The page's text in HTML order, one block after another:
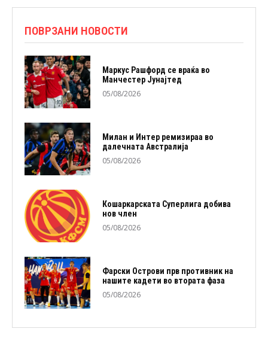
ПОВРЗАНИ НОВОСТИ
Маркус Рашфорд се враќа во
Манчестер Јунајтед
05/08/2026
Милан и Интер ремизираа во
далечната Австралија
05/08/2026
Кошаркарската Суперлига добива
нов член
05/08/2026
Фарски Острови прв противник на
нашите кадети во втората фаза
05/08/2026